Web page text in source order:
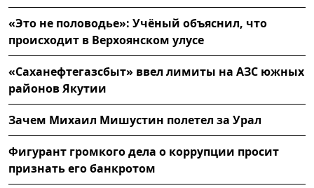
«Это не половодье»: Учёный объяснил, что
происходит в Верхоянском улусе
«Саханефтегазсбыт» ввел лимиты на АЗС южных
районов Якутии
Зачем Михаил Мишустин полетел за Урал
Фигурант громкого дела о коррупции просит
признать его банкротом